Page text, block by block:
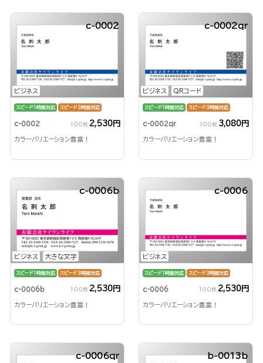
ビジネス
c-0002
スピード1時間対応 スピード3時間対応
c-0002 100枚 2,530円
カラーバリエーション豊富！
ビジネス QRコード
c-0002qr
スピード1時間対応 スピード3時間対応
c-0002qr 100枚 3,080円
カラーバリエーション豊富！
ビジネス 大きな文字
c-0006b
スピード1時間対応 スピード3時間対応
c-0006b 100枚 2,530円
カラーバリエーション豊富！
ビジネス
c-0006
スピード1時間対応 スピード3時間対応
c-0006 100枚 2,530円
カラーバリエーション豊富！
c-0006qr b-0013b